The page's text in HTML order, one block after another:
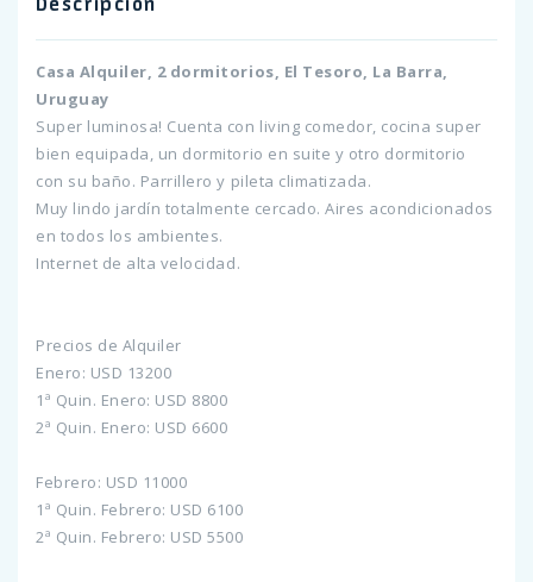
Casa Alquiler, 2 dormitorios, El Tesoro, La Barra,
Uruguay
Super luminosa! Cuenta con living comedor, cocina super
bien equipada, un dormitorio en suite y otro dormitorio
con su baño. Parrillero y pileta climatizada.
Muy lindo jardín totalmente cercado. Aires acondicionados
en todos los ambientes.
Internet de alta velocidad.
Precios de Alquiler
Enero: USD 13200
1ª Quin. Enero: USD 8800
2ª Quin. Enero: USD 6600
Febrero: USD 11000
1ª Quin. Febrero: USD 6100
2ª Quin. Febrero: USD 5500